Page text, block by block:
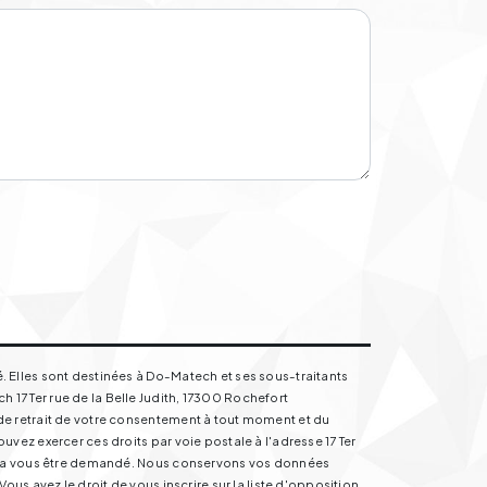
sont destinées à Do-Matech et ses sous-traitants
Ter rue de la Belle Judith, 17300 Rochefort
retrait de votre consentement à tout moment et du
exercer ces droits par voie postale à l'adresse 17 Ter
être demandé. Nous conservons vos données
avez le droit de vous inscrire sur la liste d'opposition